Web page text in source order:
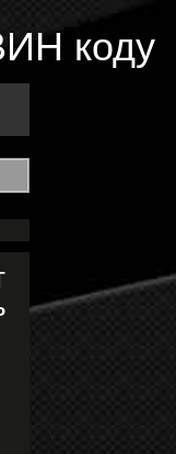
коду